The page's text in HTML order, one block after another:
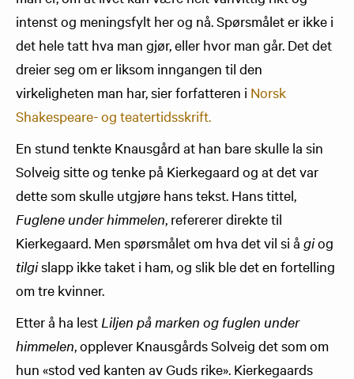
intenst og meningsfylt her og nå. Spørsmålet er ikke i
det hele tatt hva man gjør, eller hvor man går. Det det
dreier seg om er liksom inngangen til den
virkeligheten man har, sier forfatteren i Norsk
Shakespeare- og teatertidsskrift.
En stund tenkte Knausgård at han bare skulle la sin
Solveig sitte og tenke på Kierkegaard og at det var
dette som skulle utgjøre hans tekst. Hans tittel,
Fuglene under himmelen, refererer direkte til
Kierkegaard. Men spørsmålet om hva det vil si å giog
tilgislapp ikke taket i ham, og slik ble det en fortelling
om tre kvinner.
Etter å ha lest Liljen på marken og fuglen under
himmelen, opplever Knausgårds Solveig det som om
hun «stod ved kanten av Guds rike». Kierkegaards